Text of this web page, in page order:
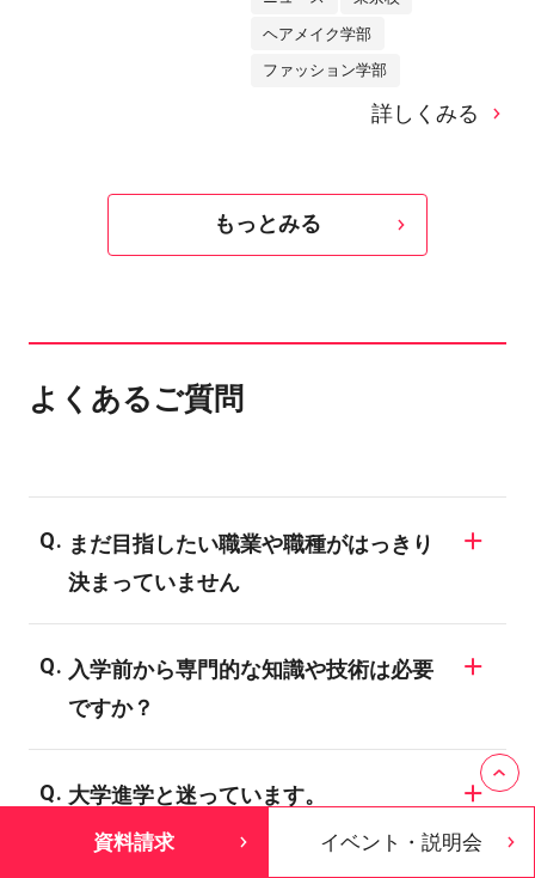
ヘアメイク学部
ファッション学部
詳しくみる
もっとみる
よくあるご質問
まだ目指したい職業や職種がはっきり
決まっていません
で、業界についての知識がない場合、明確
な目標を決められない学生も多いようで
す。バンタンでは業界の仕組みや現状、
様々な職種についてご説明する進路ガイダ
ンスを開催しています。興味のある業界に
ついては、ぜひ専門のスタッフにご相談し
入学前から専門的な知識や技術は必要
ですか？
験者や初心者です。全ての学科・専攻が未
経験者対応のカリキュラムになっており、
大学進学と迷っています。
一般に大学・短大は、「学問の研究・知識
資料請求 イベント・説明会